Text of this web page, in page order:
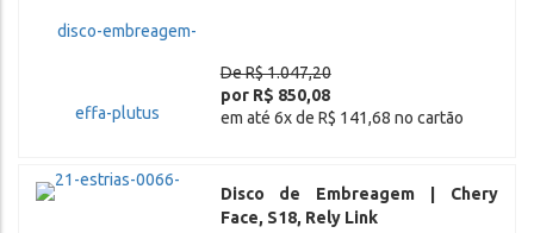
De R$ 1.047,20
por R$ 850,08
em até 6x de R$ 141,68 no cartão
Disco de Embreagem | Chery
Face, S18, Rely Link